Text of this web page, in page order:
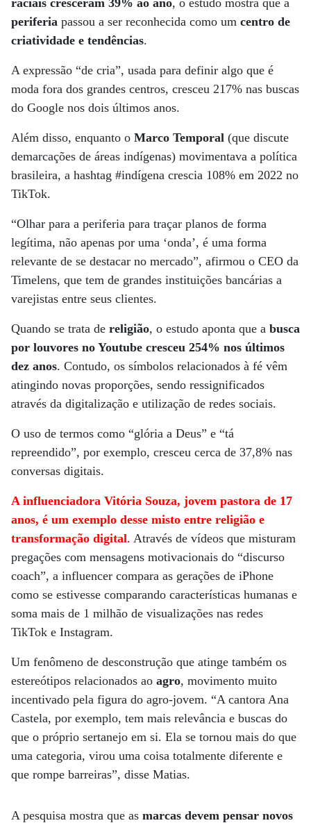
raciais cresceram 39% ao ano, o estudo mostra que a
periferia passou a ser reconhecida como um centro de
criatividade e tendências.
A expressão “de cria”, usada para definir algo que é
moda fora dos grandes centros, cresceu 217% nas buscas
do Google nos dois últimos anos.
Além disso, enquanto o Marco Temporal (que discute
demarcações de áreas indígenas) movimentava a política
brasileira, a hashtag #indígena crescia 108% em 2022 no
TikTok.
“Olhar para a periferia para traçar planos de forma
legítima, não apenas por uma ‘onda’, é uma forma
relevante de se destacar no mercado”, afirmou o CEO da
Timelens, que tem de grandes instituições bancárias a
varejistas entre seus clientes.
Quando se trata de religião, o estudo aponta que a busca
por louvores no Youtube cresceu 254% nos últimos
dez anos. Contudo, os símbolos relacionados à fé vêm
atingindo novas proporções, sendo ressignificados
através da digitalização e utilização de redes sociais.
O uso de termos como “glória a Deus” e “tá
repreendido”, por exemplo, cresceu cerca de 37,8% nas
conversas digitais.
A influenciadora Vitória Souza, jovem pastora de 17
anos, é um exemplo desse misto entre religião e
transformação digital. Através de vídeos que misturam
pregações com mensagens motivacionais do “discurso
coach”, a influencer compara as gerações de iPhone
como se estivesse comparando características humanas e
soma mais de 1 milhão de visualizações nas redes
TikTok e Instagram.
Um fenômeno de desconstrução que atinge também os
estereótipos relacionados ao agro, movimento muito
incentivado pela figura do agro-jovem. “A cantora Ana
Castela, por exemplo, tem mais relevância e buscas do
que o próprio sertanejo em si. Ela se tornou mais do que
uma categoria, virou uma coisa totalmente diferente e
que rompe barreiras”, disse Matias.
A pesquisa mostra que as marcas devem pensar novos